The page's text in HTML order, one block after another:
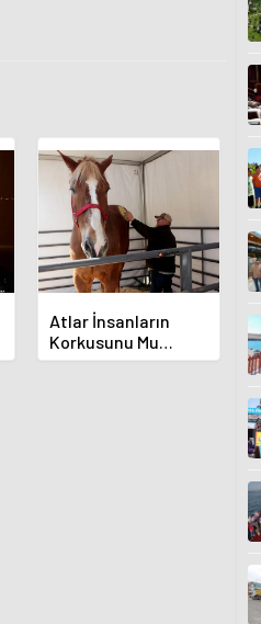
Atlar İnsanların
Korkusunu Mu
Hissediyor? Yeni